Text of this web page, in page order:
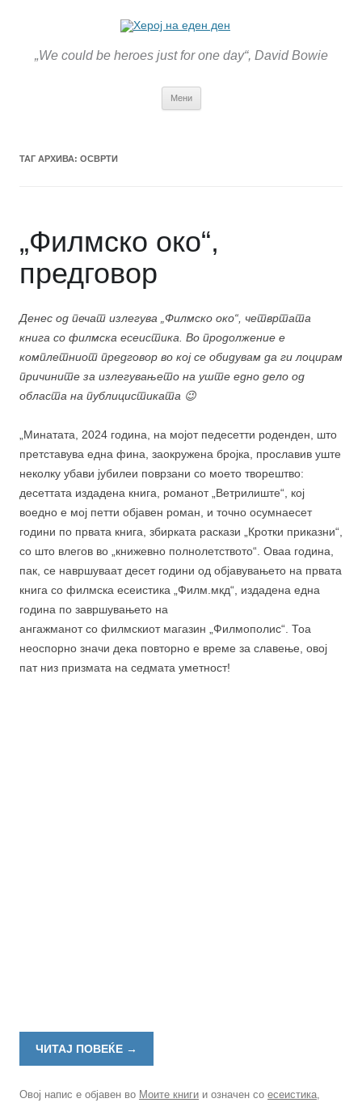
„We could be heroes just for one day“, David Bowie
Мени
ТАГ АРХИВА: ОСВРТИ
„Филмско око“,
предговор
Денес од печат излегува „Филмско око“, четвртата
книга со филмска есеистика. Во продолжение е
комплетниот предговор во кој се обидувам да ги лоцирам
причините за излегувањето на уште едно дело од
областа на публицистиката 😉
„Минатата, 2024 година, на мојот педесетти роденден, што
претставува една фина, заокружена бројка, прославив уште
неколку убави јубилеи поврзани со моето творештво:
десеттата издадена книга, романот „Ветрилиште“, кој
воедно е мој петти објавен роман, и точно осумнаесет
години по првата книга, збирката раскази „Кротки приказни“,
со што влегов во „книжевно полнолетството“. Оваа година,
пак, се навршуваат десет години од објавувањето на првата
книга со филмска есеистика „Филм.мкд“, издадена една
година по завршувањето на
ангажманот со филмскиот магазин „Филмополис“. Тоа
неоспорно значи дека повторно е време за славење, овој
пат низ призмата на седмата уметност!
ЧИТАЈ ПОВЕЌЕ →
Овој напис е објавен во Моите книги и означен со есеистика,